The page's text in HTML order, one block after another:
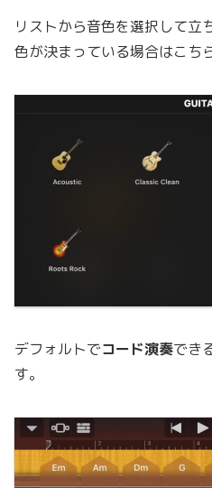
リストから音色を選択して立
色が決まっている場合はこち
デフォルトでコード演奏でき
す。